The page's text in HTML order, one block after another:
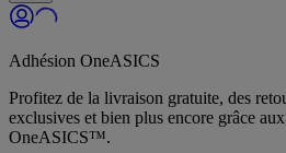
Adhésion OneASICS
Profitez de la livraison gratuite, des
exclusives et bien plus encore grâce
OneASICS™.